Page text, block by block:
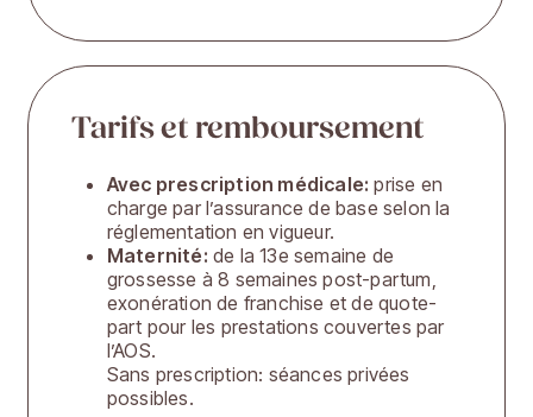
Tarifs et remboursement
Avec prescription médicale: prise en
charge par l’assurance de base selon la
réglementation en vigueur.
Maternité: de la 13e semaine de
grossesse à 8 semaines post-partum,
exonération de franchise et de quote-
part pour les prestations couvertes par
l’AOS.
Sans prescription: séances privées
possibles.